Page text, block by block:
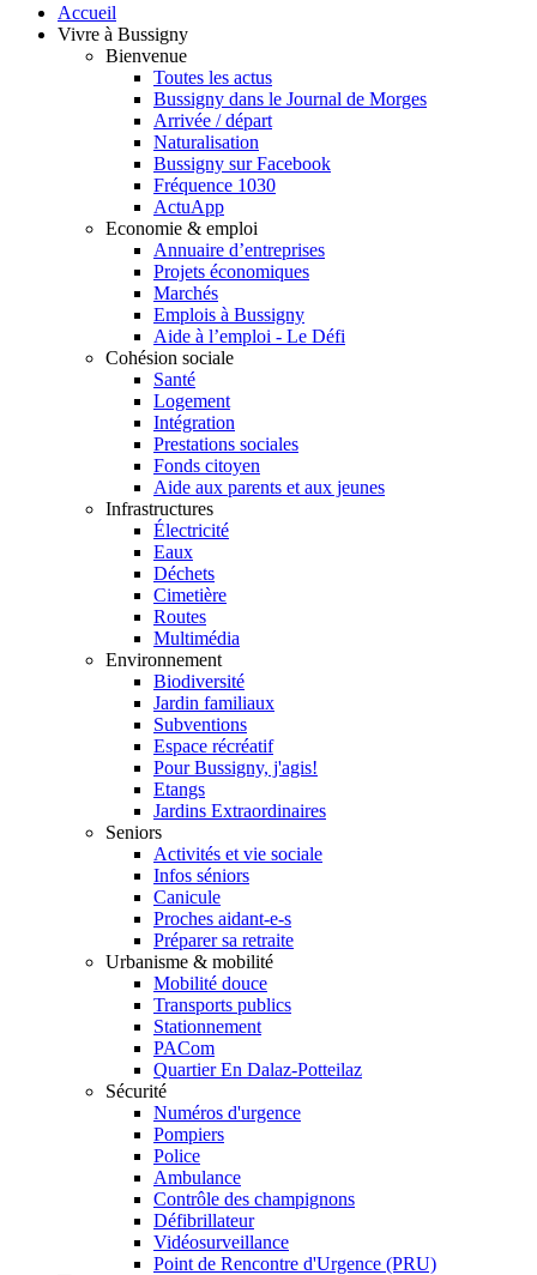
Accueil
Vivre à Bussigny
Bienvenue
Toutes les actus
Bussigny dans le Journal de Morges
Arrivée / départ
Naturalisation
Bussigny sur Facebook
Fréquence 1030
ActuApp
Economie & emploi
Annuaire d’entreprises
Projets économiques
Marchés
Emplois à Bussigny
Aide à l’emploi - Le Défi
Cohésion sociale
Santé
Logement
Intégration
Prestations sociales
Fonds citoyen
Aide aux parents et aux jeunes
Infrastructures
Électricité
Eaux
Déchets
Cimetière
Routes
Multimédia
Environnement
Biodiversité
Jardin familiaux
Subventions
Espace récréatif
Pour Bussigny, j'agis!
Etangs
Jardins Extraordinaires
Seniors
Activités et vie sociale
Infos séniors
Canicule
Proches aidant-e-s
Préparer sa retraite
Urbanisme & mobilité
Mobilité douce
Transports publics
Stationnement
PACom
Quartier En Dalaz-Potteilaz
Sécurité
Numéros d'urgence
Pompiers
Police
Ambulance
Contrôle des champignons
Défibrillateur
Vidéosurveillance
Point de Rencontre d'Urgence (PRU)